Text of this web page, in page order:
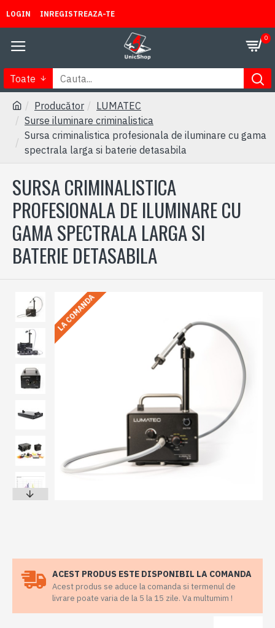
LOGIN INREGISTREAZA-TE
0
Toate
Producător
LUMATEC
Surse iluminare criminalistica
Sursa criminalistica profesionala de iluminare cu gama
spectrala larga si baterie detasabila
SURSA CRIMINALISTICA
PROFESIONALA DE ILUMINARE CU
GAMA SPECTRALA LARGA SI
BATERIE DETASABILA
LA COMANDA
ACEST PRODUS ESTE DISPONIBIL LA COMANDA
Acest produs se aduce la comanda si termenul de
livrare poate varia de la 5 la 15 zile. Va multumim !